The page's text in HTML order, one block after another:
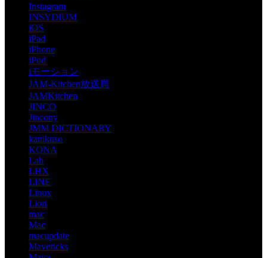
Instagram
INSYDIUM
iOS
iPad
iPhone
iPod
iモーション
JAM-Kitchen放送局
JAMKitchen
JINCO
Jincony
JMM DICTIONARY
kanikuso
KONA
Lab
LHX
LINE
Linux
Lion
mac
Mac
macupdate
Mavericks